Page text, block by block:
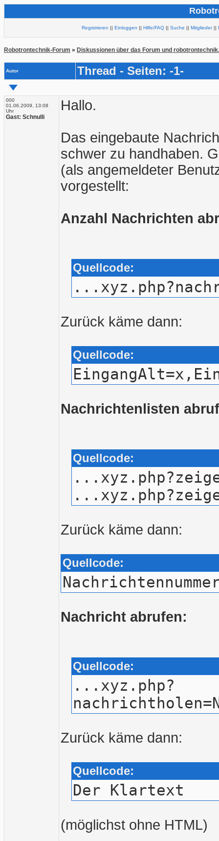
Registrieren || Einloggen || Hilfe/FAQ || Suche || Mitglieder||
Robotrontechnik-Forum » Diskussionen über das Forum und
Autor Thread - Seiten: -1-
000
01.06.2009, 13:08
Uhr
Gast: Schnulli
Hallo.
Das eingebaute
schwer zu handhaben.
(als angemeldeter
vorgestellt:
Anzahl Nachrichten
Quellcode:
Zurück käme dann:
Quellcode:
Nachrichtenlisten
Quellcode:
Zurück käme dann:
Quellcode:
Nachricht abrufen:
Quellcode:
...xyz.php?
Zurück käme dann:
Quellcode:
Der Klartext
(möglichst ohne HTML)